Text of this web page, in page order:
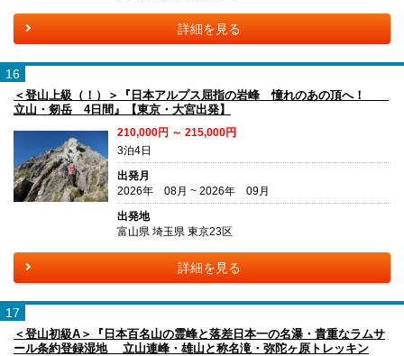
詳細を見る
16
＜登山上級（！）＞『日本アルプス屈指の岩峰 憧れのあの頂へ！
立山・剱岳 4日間』【東京・大宮出発】
210,000円 ～ 215,000円
3泊4日
出発月
2026年 08月 ~ 2026年 09月
出発地
富山県 埼玉県 東京23区
詳細を見る
17
＜登山初級A＞『日本百名山の霊峰と落差日本一の名瀑・貴重なラムサ
ール条約登録湿地 立山連峰・雄山と称名滝・弥陀ヶ原トレッキン